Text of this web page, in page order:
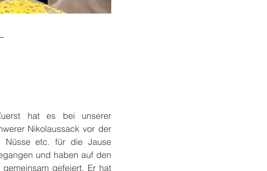
hat es bei unserer
Nikolaussack vor der
Nüsse etc. für die Jause
und haben auf den
gefeiert. Er hat